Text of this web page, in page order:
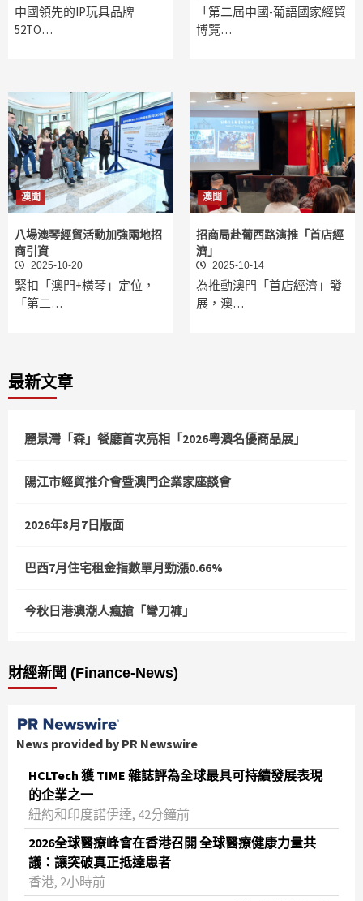
中國領先的IP玩具品牌
52TO…
「第二屆中國-葡語國家經貿
博覽…
澳聞
八場澳琴經貿活動加強兩地招
商引資
2025-10-20
緊扣「澳門+橫琴」定位，
「第二…
澳聞
招商局赴葡西路演推「首店經
濟」
2025-10-14
為推動澳門「首店經濟」發
展，澳…
最新文章
麗景灣「森」餐廳首次亮相「2026粵澳名優商品展」
陽江市經貿推介會暨澳門企業家座談會
2026年8月7日版面
巴西7月住宅租金指數單月勁漲0.66%
今秋日港澳潮人瘋搶「彎刀褲」
財經新聞 (Finance-News)
News provided by PR Newswire
HCLTech 獲 TIME 雜誌評為全球最具可持續發展表現
的企業之一
紐約和印度諾伊達, 42分鐘前
2026全球醫療峰會在香港召開 全球醫療健康力量共
議：讓突破真正抵達患者
香港, 2小時前